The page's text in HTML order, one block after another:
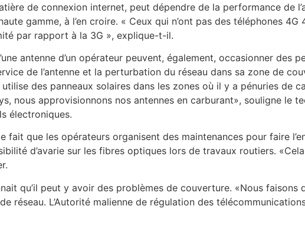
de connexion internet, peut dépendre de la performance de
gamme, à l’en croire. « Ceux qui n’ont pas des téléphones
par rapport à la 3G », explique-t-il.
antenne d’un opérateur peuvent, également, occasionner des
de l’antenne et la perturbation du réseau dans sa zone de
des panneaux solaires dans les zones où il y a pénuries de
nous approvisionnons nos antennes en carburant», souligne le
électroniques.
fait que les opérateurs organisent des maintenances pour faire
d’avarie sur les fibres optiques lors de travaux routiers.
qu’il peut y avoir des problèmes de couverture. «Nous faisons
réseau. L’Autorité malienne de régulation des